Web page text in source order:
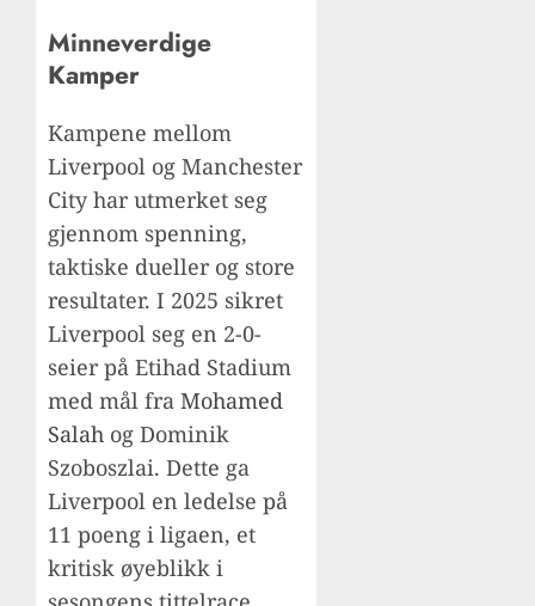
Minneverdige
Kamper
Kampene mellom
Liverpool og Manchester
City har utmerket seg
gjennom spenning,
taktiske dueller og store
resultater. I 2025 sikret
Liverpool seg en 2-0-
seier på Etihad Stadium
med mål fra Mohamed
Salah og Dominik
Szoboszlai. Dette ga
Liverpool en ledelse på
11 poeng i ligaen, et
kritisk øyeblikk i